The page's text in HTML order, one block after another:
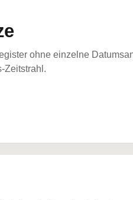
ohne einzelne
Zeitstrahl.